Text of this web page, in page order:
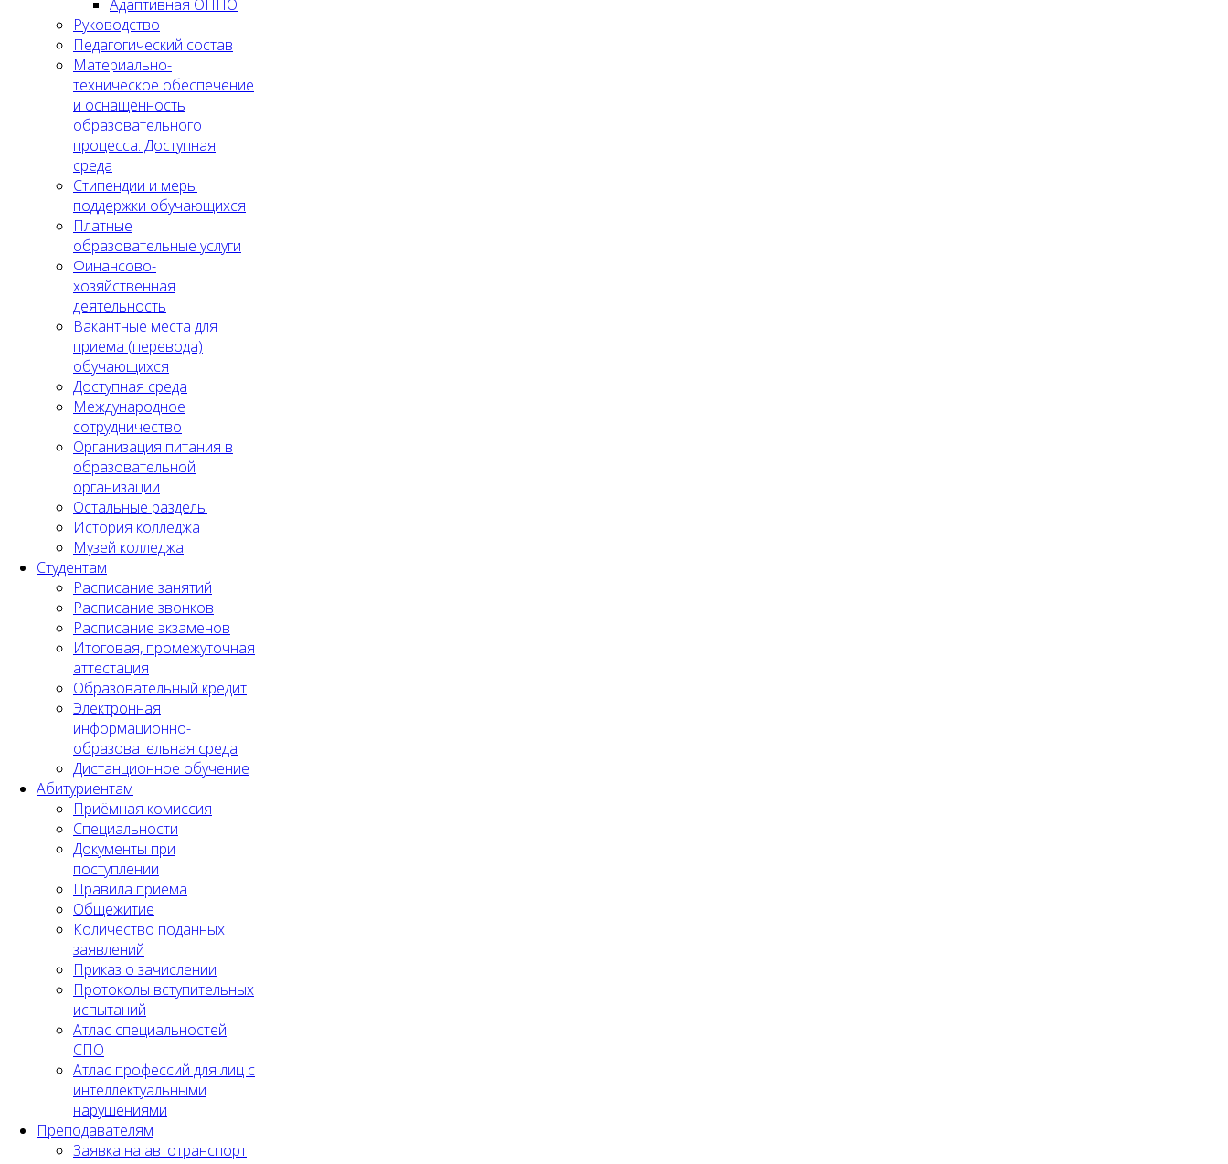
Адаптивная ОППО
Руководство
Педагогический состав
Материально-
техническое обеспечение
и оснащенность
образовательного
процесса. Доступная
среда
Стипендии и меры
поддержки обучающихся
Платные
образовательные услуги
Финансово-
хозяйственная
деятельность
Вакантные места для
приема (перевода)
обучающихся
Доступная среда
Международное
сотрудничество
Организация питания в
образовательной
организации
Остальные разделы
История колледжа
Музей колледжа
Студентам
Расписание занятий
Расписание звонков
Расписание экзаменов
Итоговая, промежуточная
аттестация
Образовательный кредит
Электронная
информационно-
образовательная среда
Дистанционное обучение
Абитуриентам
Приёмная комиссия
Специальности
Документы при
поступлении
Правила приема
Общежитие
Количество поданных
заявлений
Приказ о зачислении
Протоколы вступительных
испытаний
Атлас специальностей
СПО
Атлас профессий для лиц с
интеллектуальными
нарушениями
Преподавателям
Заявка на автотранспорт